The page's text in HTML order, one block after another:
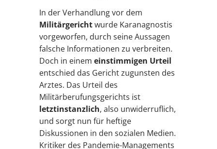
In der Verhandlung vor dem
Militärgerichtwurde Karanagnostis
vorgeworfen, durch seine Aussagen
falsche Informationen zu verbreiten.
Doch in einem einstimmigen Urteil
entschied das Gericht zugunsten des
Arztes. Das Urteil des
Militärberufungsgerichts ist
letztinstanzlich, also unwiderruflich,
und sorgt nun für heftige
Diskussionen in den sozialen Medien.
Kritiker des Pandemie-Managements